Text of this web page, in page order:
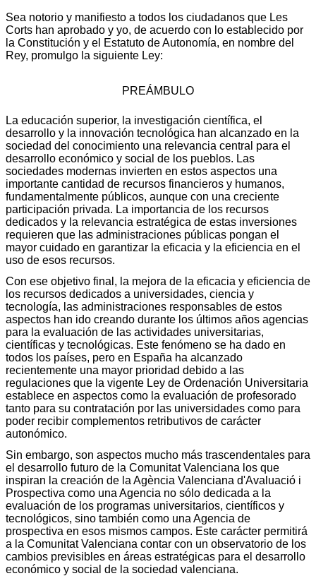
Sea notorio y manifiesto a todos los ciudadanos que Les
Corts han aprobado y yo, de acuerdo con lo establecido por
la Constitución y el Estatuto de Autonomía, en nombre del
Rey, promulgo la siguiente Ley:
PREÁMBULO
La educación superior, la investigación científica, el
desarrollo y la innovación tecnológica han alcanzado en la
sociedad del conocimiento una relevancia central para el
desarrollo económico y social de los pueblos. Las
sociedades modernas invierten en estos aspectos una
importante cantidad de recursos financieros y humanos,
fundamentalmente públicos, aunque con una creciente
participación privada. La importancia de los recursos
dedicados y la relevancia estratégica de estas inversiones
requieren que las administraciones públicas pongan el
mayor cuidado en garantizar la eficacia y la eficiencia en el
uso de esos recursos.
Con ese objetivo final, la mejora de la eficacia y eficiencia de
los recursos dedicados a universidades, ciencia y
tecnología, las administraciones responsables de estos
aspectos han ido creando durante los últimos años agencias
para la evaluación de las actividades universitarias,
científicas y tecnológicas. Este fenómeno se ha dado en
todos los países, pero en España ha alcanzado
recientemente una mayor prioridad debido a las
regulaciones que la vigente Ley de Ordenación Universitaria
establece en aspectos como la evaluación de profesorado
tanto para su contratación por las universidades como para
poder recibir complementos retributivos de carácter
autonómico.
Sin embargo, son aspectos mucho más trascendentales para
el desarrollo futuro de la Comunitat Valenciana los que
inspiran la creación de la Agència Valenciana d'Avaluació i
Prospectiva como una Agencia no sólo dedicada a la
evaluación de los programas universitarios, científicos y
tecnológicos, sino también como una Agencia de
prospectiva en esos mismos campos. Este carácter permitirá
a la Comunitat Valenciana contar con un observatorio de los
cambios previsibles en áreas estratégicas para el desarrollo
económico y social de la sociedad valenciana.